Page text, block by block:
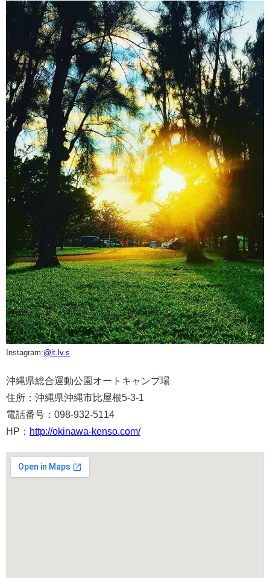
Instagram:@it.lv.s
沖縄県総合運動公園オートキャンプ場
住所：沖縄県沖縄市比屋根5-3-1
電話番号：098-932-5114
HP： http://okinawa-kenso.com/